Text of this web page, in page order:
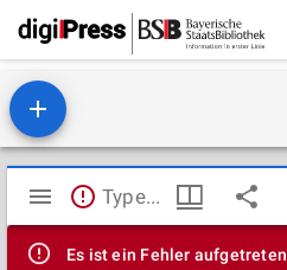
Mirador
Viewer
TypeError: Failed to fetch
Es ist ein Fehler aufgetreten